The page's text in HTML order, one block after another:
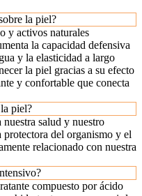
la piel?
y activos naturales
la capacidad defensiva
y la elasticidad a largo
la piel gracias a su efecto
y confortable que conecta
piel?
nuestra salud y nuestro
protectora del organismo y el
relacionado con nuestra
compuesto por ácido